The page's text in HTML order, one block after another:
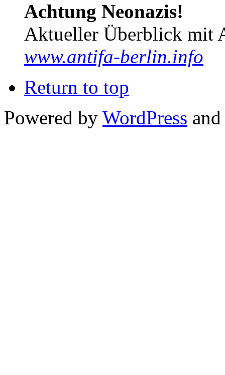
Achtung Neonazis!
Aktueller Überblick mit
www.antifa-berlin.info
Return to top
Powered by WordPress